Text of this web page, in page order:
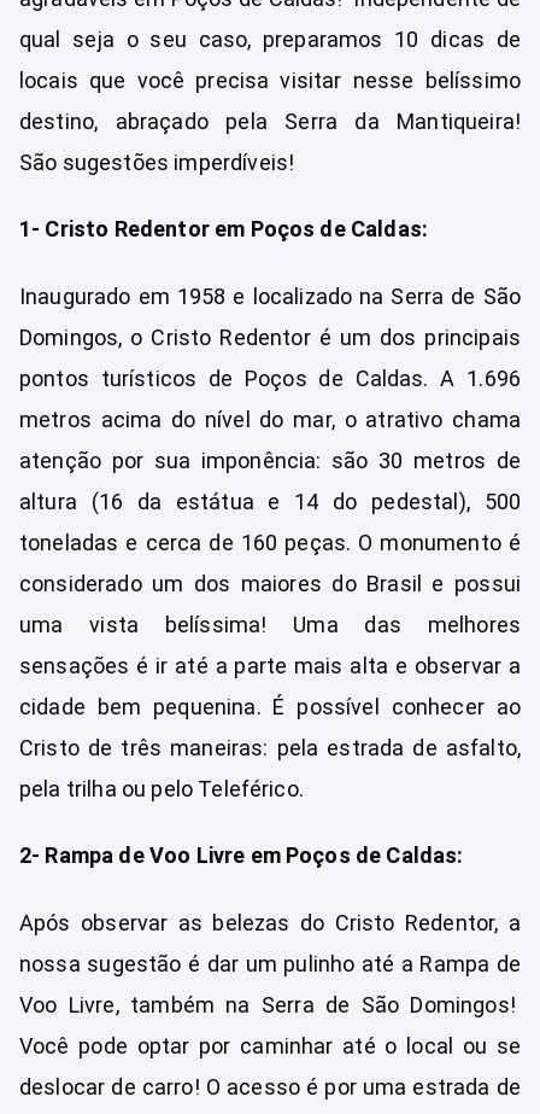
qual seja o seu caso, preparamos 10 dicas de
locais que você precisa visitar nesse belíssimo
destino, abraçado pela Serra da Mantiqueira!
São sugestões imperdíveis!
1- Cristo Redentor em Poços de Caldas:
Inaugurado em 1958 e localizado na Serra de São
Domingos, o Cristo Redentor é um dos principais
pontos turísticos de Poços de Caldas. A 1.696
metros acima do nível do mar, o atrativo chama
atenção por sua imponência: são 30 metros de
altura (16 da estátua e 14 do pedestal), 500
toneladas e cerca de 160 peças. O monumento é
considerado um dos maiores do Brasil e possui
uma vista belíssima! Uma das melhores
sensações é ir até a parte mais alta e observar a
cidade bem pequenina. É possível conhecer ao
Cristo de três maneiras: pela estrada de asfalto,
pela trilha ou pelo Teleférico.
2- Rampa de Voo Livre em Poços de Caldas:
Após observar as belezas do Cristo Redentor, a
nossa sugestão é dar um pulinho até a Rampa de
Voo Livre, também na Serra de São Domingos!
Você pode optar por caminhar até o local ou se
deslocar de carro! O acesso é por uma estrada de